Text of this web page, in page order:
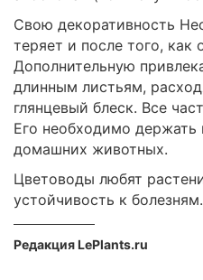
Свою декоративность
теряет и после того, как
Дополнительную
длинным листьям,
глянцевый блеск. Все
Его необходимо держать
домашних животных.
Цветоводы любят
устойчивость к болезням.
Редакция LePlants.ru